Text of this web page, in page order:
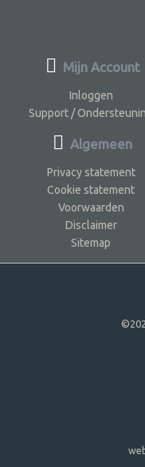
Mijn Account
Inloggen
Support /
Algemeen
Privacy statement
Cookie statement
Voorwaarden
Disclaimer
Sitemap